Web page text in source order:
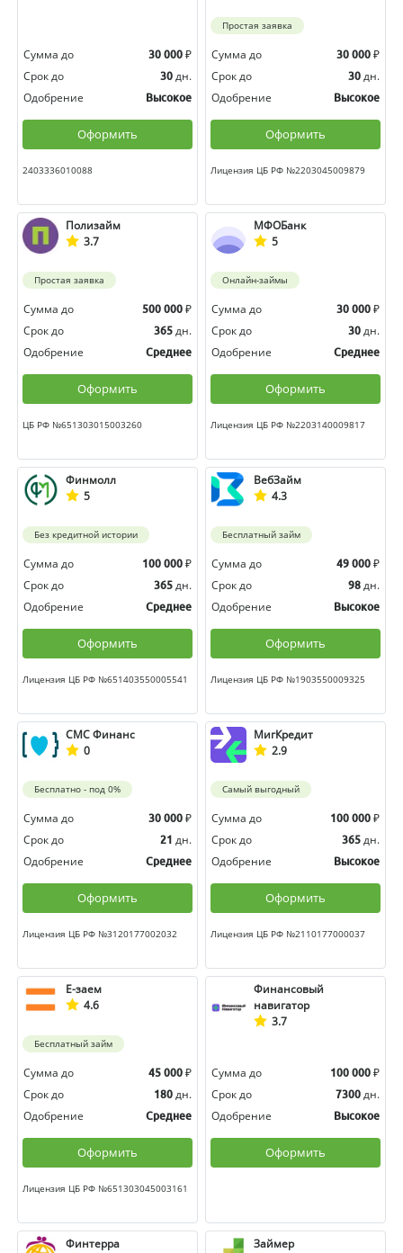
Сумма до 30 000 ₽
Срок до
30 дн.
Одобрение
Высокое
Оформить
2403336010088
Простая заявка
Сумма до 30 000 ₽
Срок до
30 дн.
Одобрение
Высокое
Оформить
Лицензия ЦБ РФ №2203045009879
Полизайм
3.7
Простая заявка
Сумма до 500 000 ₽
Срок до
365 дн.
Одобрение
Среднее
Оформить
ЦБ РФ №651303015003260
МФОБанк
5
Онлайн-займы
Сумма до 30 000 ₽
Срок до
30 дн.
Одобрение
Среднее
Оформить
Лицензия ЦБ РФ №2203140009817
Финмолл
5
Без кредитной истории
Сумма до 100 000 ₽
Срок до
365 дн.
Одобрение
Среднее
Оформить
Лицензия ЦБ РФ №651403550005541
ВебЗайм
4.3
Бесплатный займ
Сумма до 49 000 ₽
Срок до
98 дн.
Одобрение
Высокое
Оформить
Лицензия ЦБ РФ №1903550009325
СМС Финанс
0
Бесплатно - под 0%
Сумма до 30 000 ₽
Срок до
21 дн.
Одобрение
Среднее
Оформить
Лицензия ЦБ РФ №3120177002032
МигКредит
2.9
Самый выгодный
Сумма до 100 000 ₽
Срок до
365 дн.
Одобрение
Высокое
Оформить
Лицензия ЦБ РФ №2110177000037
Е-заем
4.6
Бесплатный займ
Сумма до 45 000 ₽
Срок до
180 дн.
Одобрение
Среднее
Оформить
Лицензия ЦБ РФ №651303045003161
Финансовый
навигатор
3.7
Сумма до 100 000 ₽
Срок до
7300 дн.
Одобрение
Высокое
Оформить
Финтерра
Займер